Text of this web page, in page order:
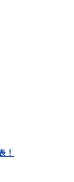
！